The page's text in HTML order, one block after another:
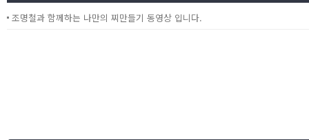
조명철과 함께하는 나만의 찌만들기 동영상 입니다.